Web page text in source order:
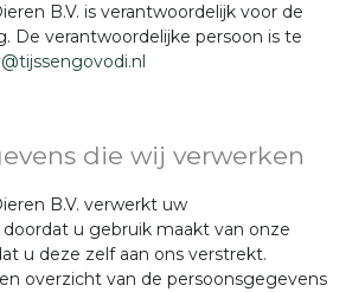
B.V. is verantwoordelijk voor de
De verantwoordelijke persoon is te
die wij verwerken
B.V. verwerkt uw
u gebruik maakt van onze
u deze zelf aan ons verstrekt.
overzicht van de persoonsgegevens